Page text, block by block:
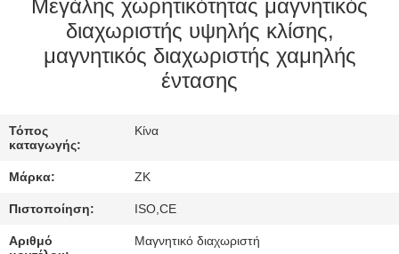
ΕΜΕΊΣ
ΠΟΙΟΤΙΚΌΣ
ΈΛΕΓΧΟΣ
Μεγάλης χωρητικότητας μαγνητικός
διαχωριστής υψηλής κλίσης,
μαγνητικός διαχωριστής χαμηλής
έντασης
Τόπος
καταγωγής:
Κίνα
Μάρκα: ZK
Πιστοποίηση: ISO,CE
Αριθμό
Μαγνητικό διαχωριστή